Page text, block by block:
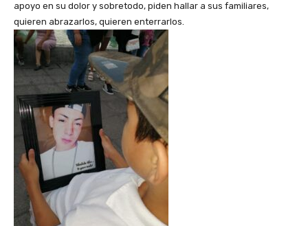
apoyo en su dolor y sobretodo, piden hallar a sus familiares,
quieren abrazarlos, quieren enterrarlos.